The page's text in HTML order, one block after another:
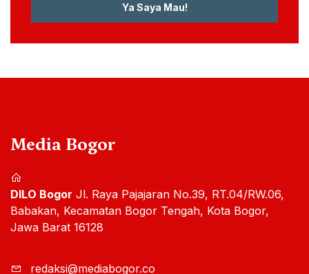
Ya Saya Mau!
Media Bogor
DILO Bogor Jl. Raya Pajajaran No.39, RT.04/RW.06,
Babakan, Kecamatan Bogor Tengah, Kota Bogor,
Jawa Barat 16128
redaksi@mediabogor.co